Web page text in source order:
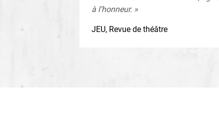
à l’honneur. »
JEU, Revue de théâtre